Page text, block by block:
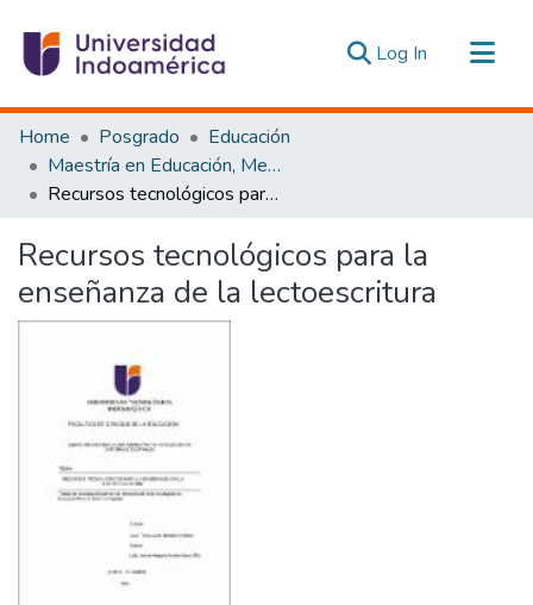
Log In (current)
Communities & Collections
All of DSpace
Statistics
Home Posgrado
Educación
Maestría en Educación, Mención Pedagogía en Entornos Digitales
Recursos tecnológicos para la enseñanza de la lectoescritura
Recursos tecnológicos para la
enseñanza de la lectoescritura